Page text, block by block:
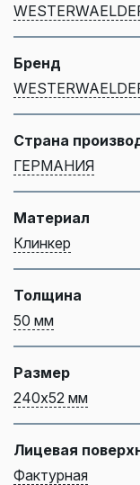
Бренд
Страна
ГЕРМАНИЯ
Материал
Клинкер
Толщина
50 мм
Размер
240х52 мм
Лицевая
Фактурная